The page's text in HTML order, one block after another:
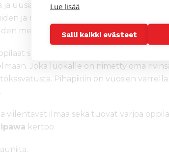
Lue lisää
Salli kaikki evästeet
ja uusia toimintatapoja. Tarvitaan myös
ja metsän arvon. Elävä metsä tarjoaa
mehiläistarhaukseen, Rutenge kertoo.
saavat taimet kasteltua. Puista
Joka luokalle on nimetty oma
Pihapiiriin on vuosien
viilentävät ilmaa sekä tuovat varjoa
kertoo.